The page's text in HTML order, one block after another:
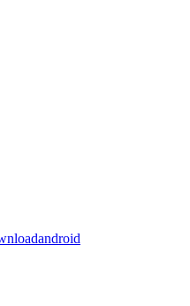
android